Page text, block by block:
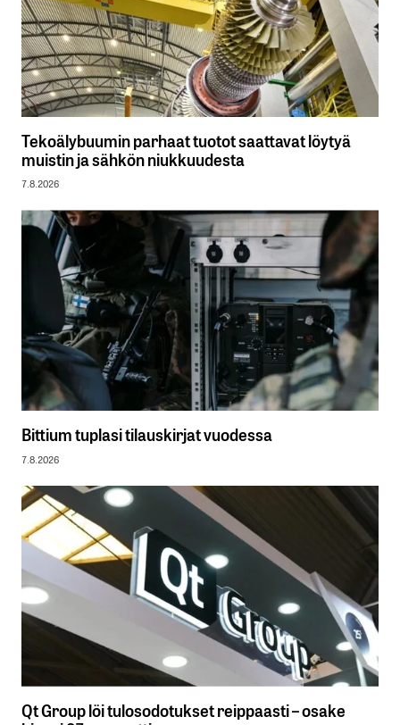
Tekoälybuumin parhaat tuotot saattavat löytyä
muistin ja sähkön niukkuudesta
7.8.2026
Bittium tuplasi tilauskirjat vuodessa
7.8.2026
Qt Group löi tulosodotukset reippaasti – osake